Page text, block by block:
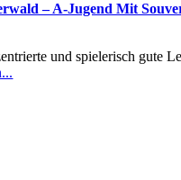
– A-Jugend Mit
und spielerisch gute